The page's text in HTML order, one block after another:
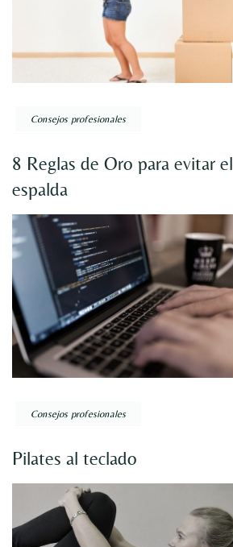
Consejos profesionales
8 Reglas de Oro para evitar
espalda
Consejos profesionales
Pilates al teclado